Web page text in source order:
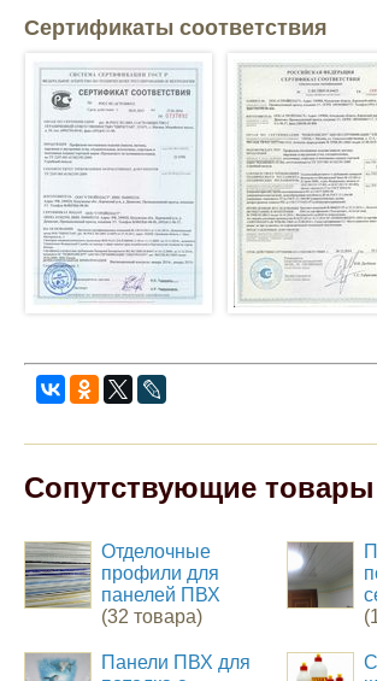
Сертификаты соответствия
Сопутствующие товары
Отделочные
профили для
панелей ПВХ
(32 товара)
Панели ПВХ для